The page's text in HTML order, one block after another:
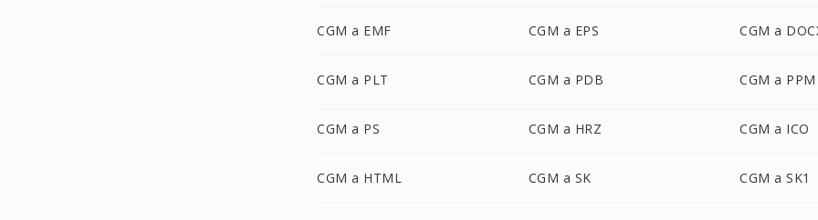
CGM a EMF CGM a EPS CGM a
CGM a PLT CGM a PDB CGM a PPM
CGM a PS CGM a HRZ CGM a ICO
CGM a HTML CGM a SK CGM a SK1